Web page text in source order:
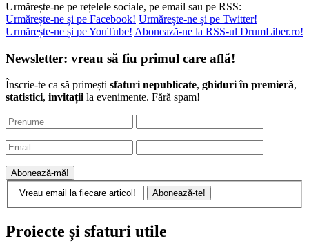
Urmărește-ne pe rețelele sociale, pe email sau pe RSS:
Urmărește-ne și pe Facebook! Urmărește-ne și pe Twitter!
Newsletter: vreau să fiu primul care află!
Înscrie-te ca să primeștisfaturi nepublicate,